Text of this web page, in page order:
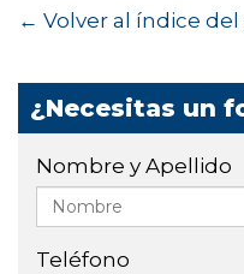
← Volver al índice del
¿Necesitas un
Nombre y Apellido
Teléfono